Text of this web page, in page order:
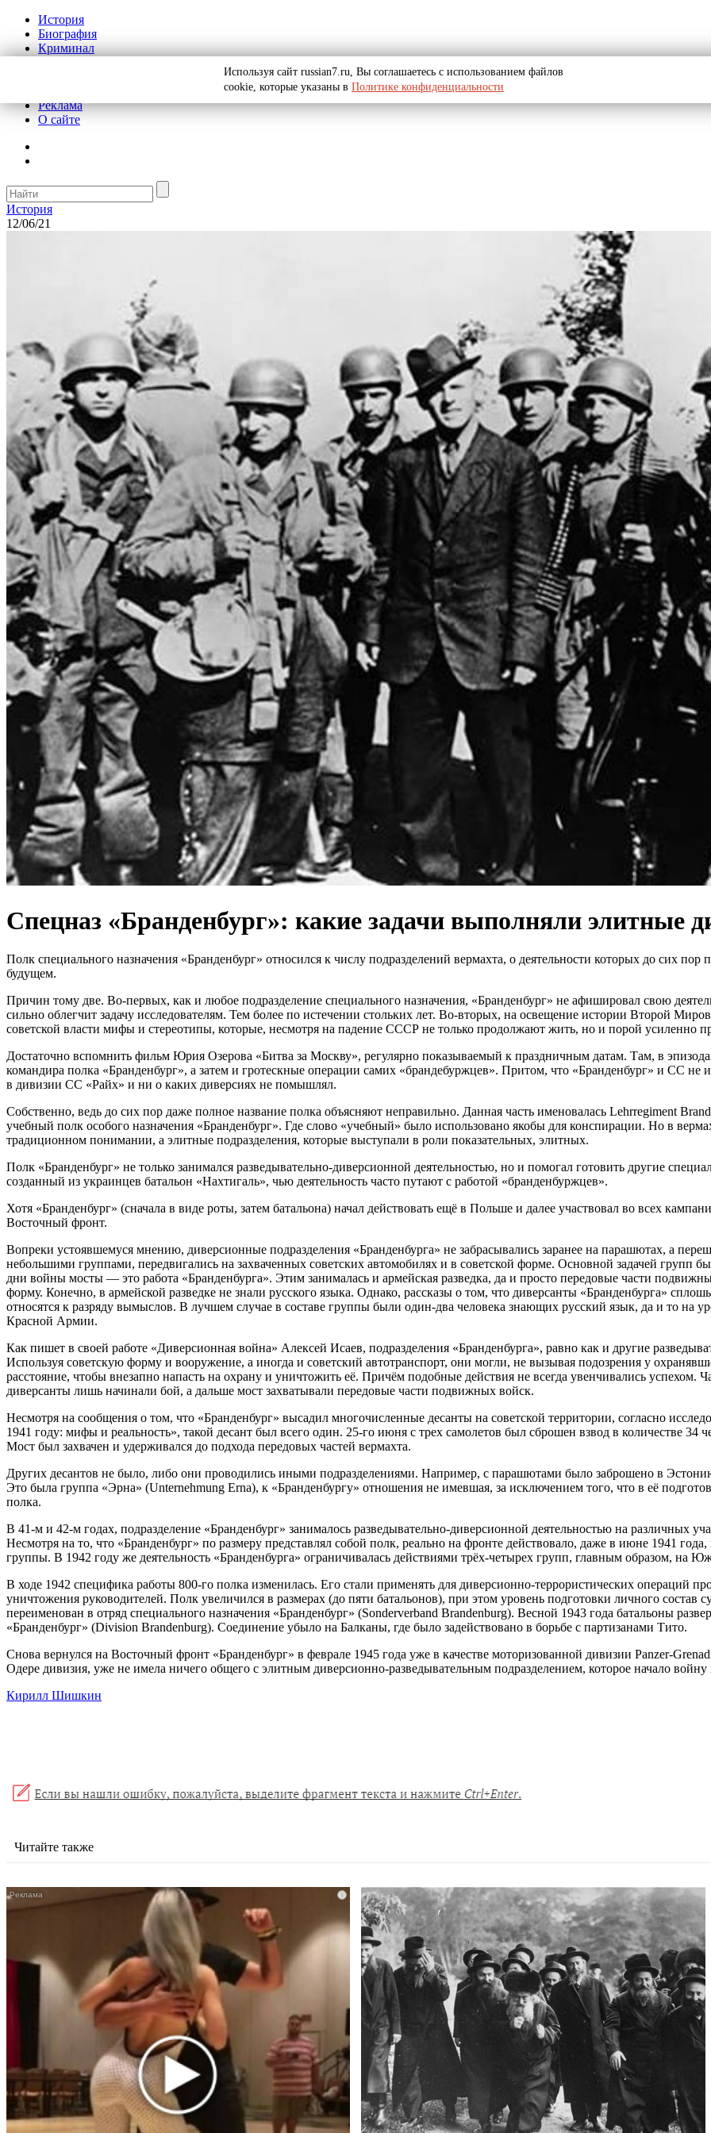
История
Биография
Криминал
Реклама
О сайте
История
12/06/21
Спецназ «Бранденбург»: какие задачи выполняли элитные
Полк специального назначения «Бранденбург» относился к числу подразделений вермахта, о деятельности которых до сих
будущем.
Причин тому две. Во-первых, как и любое подразделение специального назначения, «Бранденбург» не афишировал свою
сильно облегчит задачу исследователям. Тем более по истечении стольких лет. Во-вторых, на освещение истории Второй
советской власти мифы и стереотипы, которые, несмотря на падение СССР не только продолжают жить, но и порой усиленно
Достаточно вспомнить фильм Юрия Озерова «Битва за Москву», регулярно показываемый к праздничным датам. Там, в
командира полка «Бранденбург», а затем и гротескные операции самих «брандебуржцев». Притом, что «Бранденбург» и СС не
в дивизии СС «Райх» и ни о каких диверсиях не помышлял.
Собственно, ведь до сих пор даже полное название полка объясняют неправильно. Данная часть именовалась Lehrregiment
учебный полк особого назначения «Бранденбург». Где слово «учебный» было использовано якобы для конспирации. Но в
традиционном понимании, а элитные подразделения, которые выступали в роли показательных, элитных.
Полк «Бранденбург» не только занимался разведывательно-диверсионной деятельностью, но и помогал готовить другие
созданный из украинцев батальон «Нахтигаль», чью деятельность часто путают с работой «бранденбуржцев».
Хотя «Бранденбург» (сначала в виде роты, затем батальона) начал действовать ещё в Польше и далее участвовал во всех
Восточный фронт.
Вопреки устоявшемуся мнению, диверсионные подразделения «Бранденбурга» не забрасывались заранее на парашютах, а
небольшими группами, передвигались на захваченных советских автомобилях и в советской форме. Основной задачей групп
дни войны мосты — это работа «Бранденбурга». Этим занималась и армейская разведка, да и просто передовые части
форму. Конечно, в армейской разведке не знали русского языка. Однако, рассказы о том, что диверсанты «Бранденбурга»
относятся к разряду вымыслов. В лучшем случае в составе группы были один-два человека знающих русский язык, да и то на
Красной Армии.
Как пишет в своей работе «Диверсионная война» Алексей Исаев, подразделения «Бранденбурга», равно как и другие
Используя советскую форму и вооружение, а иногда и советский автотранспорт, они могли, не вызывая подозрения у
расстояние, чтобы внезапно напасть на охрану и уничтожить её. Причём подобные действия не всегда увенчивались успехом.
диверсанты лишь начинали бой, а дальше мост захватывали передовые части подвижных войск.
Несмотря на сообщения о том, что «Бранденбург» высадил многочисленные десанты на советской территории, согласно
1941 году: мифы и реальность», такой десант был всего один. 25-го июня с трех самолетов был сброшен взвод в количестве 34
Мост был захвачен и удерживался до подхода передовых частей вермахта.
Других десантов не было, либо они проводились иными подразделениями. Например, с парашютами было заброшено в
Это была группа «Эрна» (Unternehmung Erna), к «Бранденбургу» отношения не имевшая, за исключением того, что в её
полка.
В 41-м и 42-м годах, подразделение «Бранденбург» занималось разведывательно-диверсионной деятельностью на различных
Несмотря на то, что «Бранденбург» по размеру представлял собой полк, реально на фронте действовало, даже в июне 1941
группы. В 1942 году же деятельность «Бранденбурга» ограничивалась действиями трёх-четырех групп, главным образом, на
В ходе 1942 специфика работы 800-го полка изменилась. Его стали применять для диверсионно-террористических операций
уничтожения руководителей. Полк увеличился в размерах (до пяти батальонов), при этом уровень подготовки личного состав
переименован в отряд специального назначения «Бранденбург» (Sonderverband Brandenburg). Весной 1943 года батальоны
«Бранденбург» (Division Brandenburg). Соединение убыло на Балканы, где было задействовано в борьбе с партизанами Тито.
Снова вернулся на Восточный фронт «Бранденбург» в феврале 1945 года уже в качестве моторизованной дивизии Panzer-
Одере дивизия, уже не имела ничего общего с элитным диверсионно-разведывательным подразделением, которое начало
Кирилл Шишкин
Читайте также
i
Используя сайт russian7.ru, Вы соглашаетесь с использованием файлов
cookie, которые указаны в Политике конфиденциальности